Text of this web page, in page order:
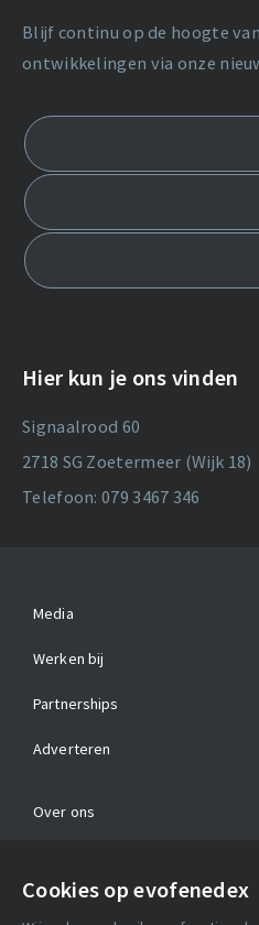
Cookies op evofenedex
Blijf continu op de hoogte
ontwikkelingen via onze
Hier kun je ons vinden
Signaalrood 60
2718 SG Zoetermeer (Wijk 18)
Telefoon: 079 3467 346
Media
Werken bij
Partnerships
Adverteren
Over ons
Algemene voorwaarden